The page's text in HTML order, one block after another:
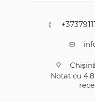
Notat cu 4.8